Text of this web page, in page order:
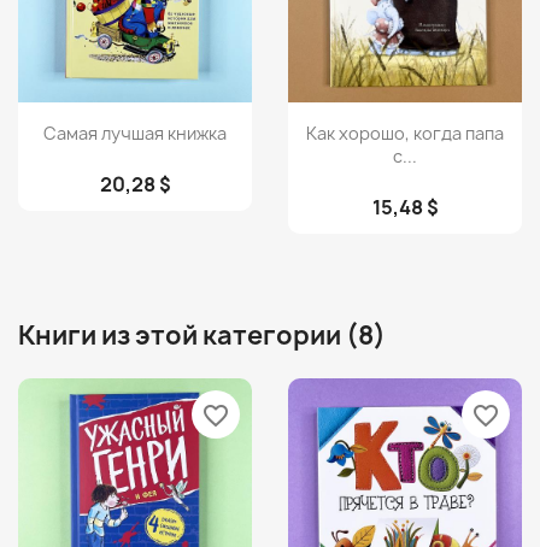
 Просмотр
Самая лучшая книжка
20,28 $
Просмотр
Как хорошо, когда папа
с...
15,48 $
Книги из этой категории (8)
favorite_border favorite_border